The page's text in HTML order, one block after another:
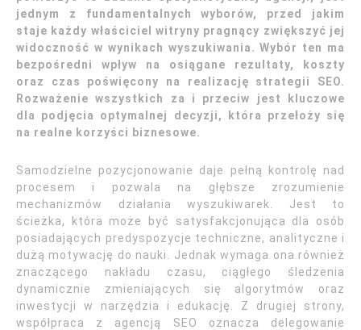
jednym z fundamentalnych wyborów, przed jakim
staje każdy właściciel witryny pragnący zwiększyć jej
widoczność w wynikach wyszukiwania. Wybór ten ma
bezpośredni wpływ na osiągane rezultaty, koszty
oraz czas poświęcony na realizację strategii SEO.
Rozważenie wszystkich za i przeciw jest kluczowe
dla podjęcia optymalnej decyzji, która przełoży się
na realne korzyści biznesowe.
Samodzielne pozycjonowanie daje pełną kontrolę nad
procesem i pozwala na głębsze zrozumienie
mechanizmów działania wyszukiwarek. Jest to
ścieżka, która może być satysfakcjonująca dla osób
posiadających predyspozycje techniczne, analityczne i
dużą motywację do nauki. Jednak wymaga ona również
znaczącego nakładu czasu, ciągłego śledzenia
dynamicznie zmieniających się algorytmów oraz
inwestycji w narzędzia i edukację. Z drugiej strony,
współpraca z agencją SEO oznacza delegowanie